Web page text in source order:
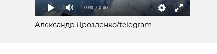
0:00 / 0:00
Александр Дрозденко/telegram